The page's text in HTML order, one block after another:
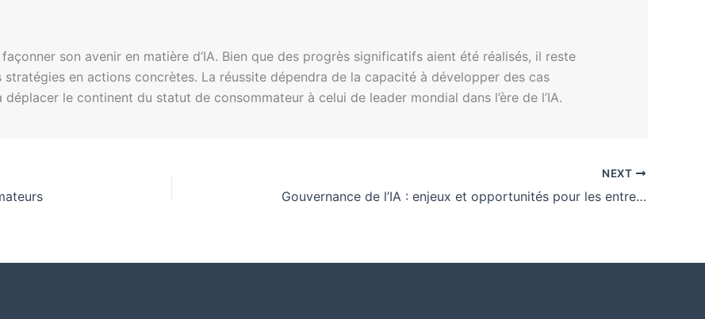
son avenir en matière d’IA. Bien que des progrès significatifs aient été réalisés, il reste
en actions concrètes. La réussite dépendra de la capacité à développer des cas
le continent du statut de consommateur à celui de leader mondial dans l’ère de l’IA.
NEXT
Gouvernance de l’IA : enjeux et opportunités pour les entreprises